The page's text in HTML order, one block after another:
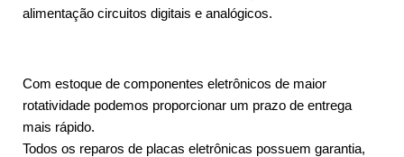
alimentação circuitos digitais e analógicos.
Com estoque de componentes eletrônicos de maior
rotatividade podemos proporcionar um prazo de entrega
mais rápido.
Todos os reparos de placas eletrônicas possuem garantia,